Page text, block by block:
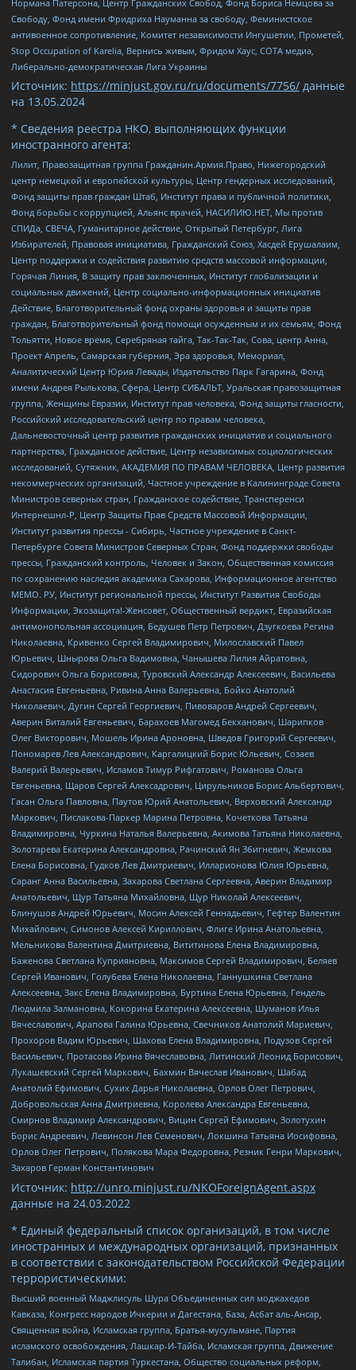
Нормана Патерсона, Центр Гражданских Свобод, Фонд Бориса Немцова за
Свободу, Фонд имени Фридриха Науманна за свободу, Феминистское
антивоенное сопротивление, Комитет независимости Ингушетии, Прометей,
Stop Occupation of Karelia, Вернись живым, Фридом Хаус, СОТА медиа,
Либерально-демократическая Лига Украины
Источник: https://minjust.gov.ru/ru/documents/7756/ данные
на 13.05.2024
* Сведения реестра НКО, выполняющих функции
иностранного агента:
Лилит, Правозащитная группа Гражданин.Армия.Право, Нижегородский
центр немецкой и европейской культуры, Центр гендерных исследований,
Фонд защиты прав граждан Штаб, Институт права и публичной политики,
Фонд борьбы с коррупцией, Альянс врачей, НАСИЛИЮ.НЕТ, Мы против
СПИДа, СВЕЧА, Гуманитарное действие, Открытый Петербург, Лига
Избирателей, Правовая инициатива, Гражданский Союз, Хасдей Ерушалаим,
Центр поддержки и содействия развитию средств массовой информации,
Горячая Линия, В защиту прав заключенных, Институт глобализации и
социальных движений, Центр социально-информационных инициатив
Действие, Благотворительный фонд охраны здоровья и защиты прав
граждан, Благотворительный фонд помощи осужденным и их семьям, Фонд
Тольятти, Новое время, Серебряная тайга, Так-Так-Так, Сова, центр Анна,
Проект Апрель, Самарская губерния, Эра здоровья, Мемориал,
Аналитический Центр Юрия Левады, Издательство Парк Гагарина, Фонд
имени Андрея Рылькова, Сфера, Центр СИБАЛЬТ, Уральская правозащитная
группа, Женщины Евразии, Институт прав человека, Фонд защиты гласности,
Российский исследовательский центр по правам человека,
Дальневосточный центр развития гражданских инициатив и социального
партнерства, Гражданское действие, Центр независимых социологических
исследований, Сутяжник, АКАДЕМИЯ ПО ПРАВАМ ЧЕЛОВЕКА, Центр развития
некоммерческих организаций, Частное учреждение в Калининграде Совета
Министров северных стран, Гражданское содействие, Трансперенси
Интернешнл-Р, Центр Защиты Прав Средств Массовой Информации,
Институт развития прессы - Сибирь, Частное учреждение в Санкт-
Петербурге Совета Министров Северных Стран, Фонд поддержки свободы
прессы, Гражданский контроль, Человек и Закон, Общественная комиссия
по сохранению наследия академика Сахарова, Информационное агентство
МЕМО. РУ, Институт региональной прессы, Институт Развития Свободы
Информации, Экозащита!-Женсовет, Общественный вердикт, Евразийская
антимонопольная ассоциация, Бедушев Петр Петрович, Дзугкоева Регина
Николаевна, Кривенко Сергей Владимирович, Милославский Павел
Юрьевич, Шнырова Ольга Вадимовна, Чанышева Лилия Айратовна,
Сидорович Ольга Борисовна, Туровский Александр Алексеевич, Васильева
Анастасия Евгеньевна, Ривина Анна Валерьевна, Бойко Анатолий
Николаевич, Дугин Сергей Георгиевич, Пивоваров Андрей Сергеевич,
Аверин Виталий Евгеньевич, Барахоев Магомед Бекханович, Шарипков
Олег Викторович, Мошель Ирина Ароновна, Шведов Григорий Сергеевич,
Пономарев Лев Александрович, Каргалицкий Борис Юльевич, Созаев
Валерий Валерьевич, Исламов Тимур Рифгатович, Романова Ольга
Евгеньевна, Щаров Сергей Алексадрович, Цирульников Борис Альбертович,
Гасан Ольга Павловна, Паутов Юрий Анатольевич, Верховский Александр
Маркович, Пислакова-Паркер Марина Петровна, Кочеткова Татьяна
Владимировна, Чуркина Наталья Валерьевна, Акимова Татьяна Николаевна,
Золотарева Екатерина Александровна, Рачинский Ян Збигневич, Жемкова
Елена Борисовна, Гудков Лев Дмитриевич, Илларионова Юлия Юрьевна,
Саранг Анна Васильевна, Захарова Светлана Сергеевна, Аверин Владимир
Анатольевич, Щур Татьяна Михайловна, Щур Николай Алексеевич,
Блинушов Андрей Юрьевич, Мосин Алексей Геннадьевич, Гефтер Валентин
Михайлович, Симонов Алексей Кириллович, Флиге Ирина Анатольевна,
Мельникова Валентина Дмитриевна, Вититинова Елена Владимировна,
Баженова Светлана Куприяновна, Максимов Сергей Владимирович, Беляев
Сергей Иванович, Голубева Елена Николаевна, Ганнушкина Светлана
Алексеевна, Закс Елена Владимировна, Буртина Елена Юрьевна, Гендель
Людмила Залмановна, Кокорина Екатерина Алексеевна, Шуманов Илья
Вячеславович, Арапова Галина Юрьевна, Свечников Анатолий Мариевич,
Прохоров Вадим Юрьевич, Шахова Елена Владимировна, Подузов Сергей
Васильевич, Протасова Ирина Вячеславовна, Литинский Леонид Борисович,
Лукашевский Сергей Маркович, Бахмин Вячеслав Иванович, Шабад
Анатолий Ефимович, Сухих Дарья Николаевна, Орлов Олег Петрович,
Добровольская Анна Дмитриевна, Королева Александра Евгеньевна,
Смирнов Владимир Александрович, Вицин Сергей Ефимович, Золотухин
Борис Андреевич, Левинсон Лев Семенович, Локшина Татьяна Иосифовна,
Орлов Олег Петрович, Полякова Мара Федоровна, Резник Генри Маркович,
Захаров Герман Константинович
Источник: http://unro.minjust.ru/NKOForeignAgent.aspx
данные на 24.03.2022
* Единый федеральный список организаций, в том числе
иностранных и международных организаций, признанных
в соответствии с законодательством Российской Федерации
террористическими:
Высший военный Маджлисуль Шура Объединенных сил моджахедов
Кавказа, Конгресс народов Ичкерии и Дагестана, База, Асбат аль-Ансар,
Священная война, Исламская группа, Братья-мусульмане, Партия
исламского освобождения, Лашкар-И-Тайба, Исламская группа, Движение
Талибан, Исламская партия Туркестана, Общество социальных реформ,